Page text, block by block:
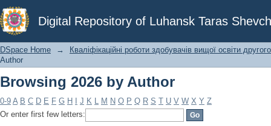
Digital Repository of Luhansk Taras
Browsing 2026 by Author
DSpace Home →
Кваліфікаційні роботи здобувачів вищої освіти
Author
Browsing 2026 by Author
0-9 A B C D E F G H J K L M N O P Q R S T U V W X Y Z
Or enter first few letters: